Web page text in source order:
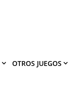
OTROS JUEGOS